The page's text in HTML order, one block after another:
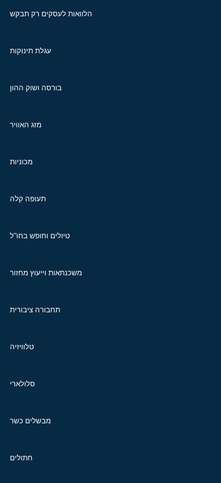
הלוואות לעסקים רק תבקש
עגלת תינוקות
בורסה ושוק ההון
מזג האוויר
מכוניות
תעופה קלה
טיולים וחופש בחו"ל
משכנתאות וייעוץ מחזור
תחבורה ציבורית
טלוויזיה
סלולארי
מבשלים כשר
חתולים